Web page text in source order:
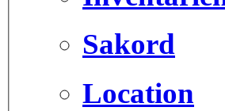
Sakord
Location